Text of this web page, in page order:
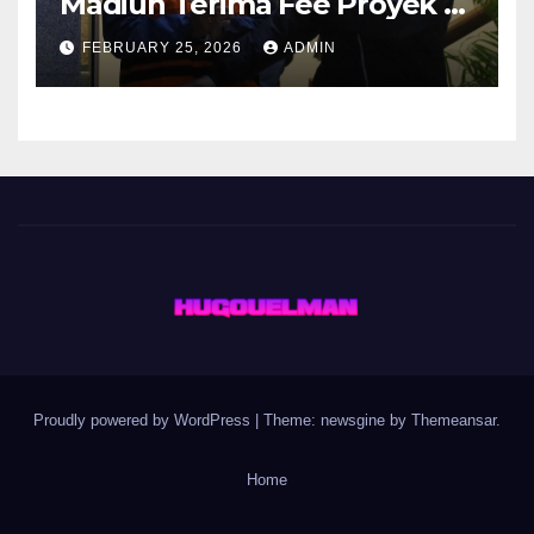
10 Persen
FEBRUARY 25, 2026 ADMIN
Proudly powered by WordPress Theme: newsgine by Themeansar.
Home